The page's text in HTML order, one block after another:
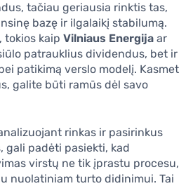
tačiau geriausia rinktis tas,
bazę ir ilgalaikį stabilumą.
tokios kaip Vilniaus Energija ar
patrauklius dividendus, bet ir
patikimą verslo modelį. Kasmet
galite būti ramūs dėl savo
rinkas ir pasirinkus
gali padėti pasiekti, kad
virstų ne tik įprastu procesu,
nuolatiniam turto didinimui. Tai